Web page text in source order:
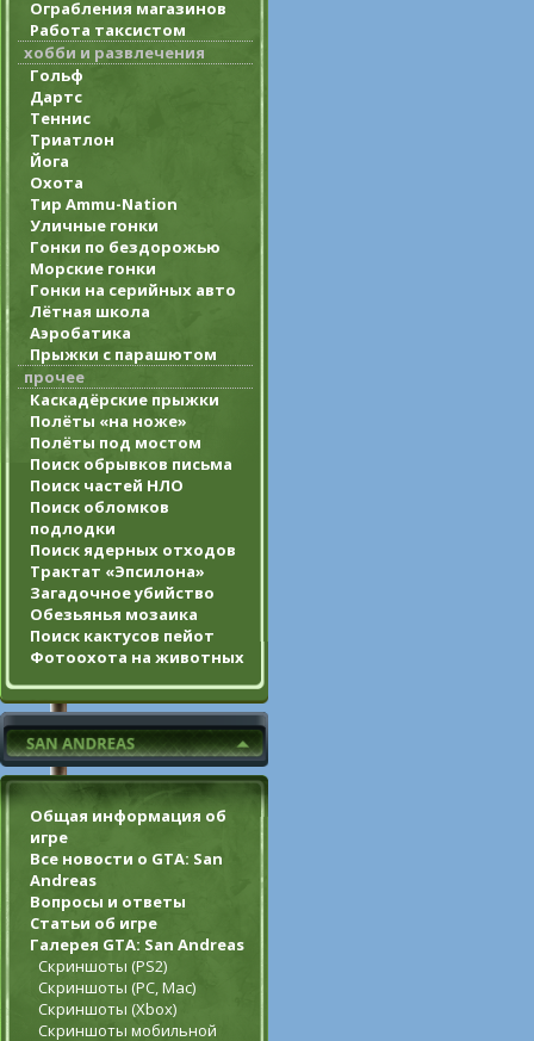
Ограбления магазинов
Работа таксистом
хобби и развлечения
Гольф
Дартс
Теннис
Триатлон
Йога
Охота
Тир Ammu-Nation
Уличные гонки
Гонки по бездорожью
Морские гонки
Гонки на серийных авто
Лётная школа
Аэробатика
Прыжки с парашютом
прочее
Каскадёрские прыжки
Полёты «на ноже»
Полёты под мостом
Поиск обрывков письма
Поиск частей НЛО
Поиск обломков
подлодки
Поиск ядерных отходов
Трактат «Эпсилона»
Загадочное убийство
Обезьянья мозаика
Поиск кактусов пейот
Фотоохота на животных
Общая информация об
игре
Все новости о GTA: San
Andreas
Вопросы и ответы
Статьи об игре
Галерея GTA: San Andreas
Скриншоты (PS2)
Скриншоты (PC, Mac)
Скриншоты (Xbox)
Скриншоты мобильной